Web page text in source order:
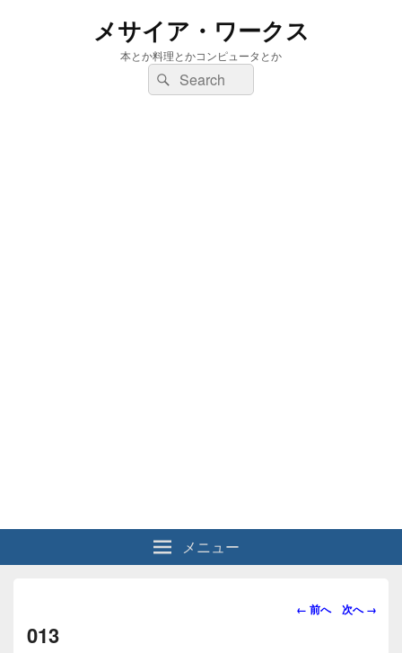
メサイア・ワークス
本とか料理とかコンピュータとか
検
索:
検
索
メニュー
画
← 前へ 次へ →
013